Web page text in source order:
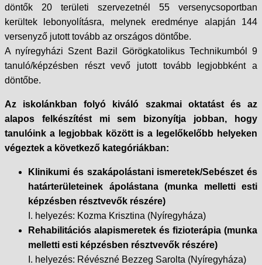
döntők 20 területi szervezetnél 55 versenycsoportban
kerültek lebonyolításra, melynek eredménye alapján 144
versenyző jutott tovább az országos döntőbe.
A nyíregyházi Szent Bazil Görögkatolikus Technikumból 9
tanuló/képzésben részt vevő jutott tovább legjobbként a
döntőbe.
Az iskolánkban folyó kiváló szakmai oktatást és az
alapos felkészítést mi sem bizonyítja jobban, hogy
tanulóink a legjobbak között is a legelőkelőbb helyeken
végeztek a következő kategóriákban:
Klinikumi és szakápolástani ismeretek/Sebészet és
határterületeinek ápolástana (munka melletti esti
képzésben résztvevők részére)
I. helyezés: Kozma Krisztina (Nyíregyháza)
Rehabilitációs alapismeretek és fizioterápia (munka
melletti esti képzésben résztvevők részére)
I. helyezés: Révészné Bezzeg Sarolta (Nyíregyháza)